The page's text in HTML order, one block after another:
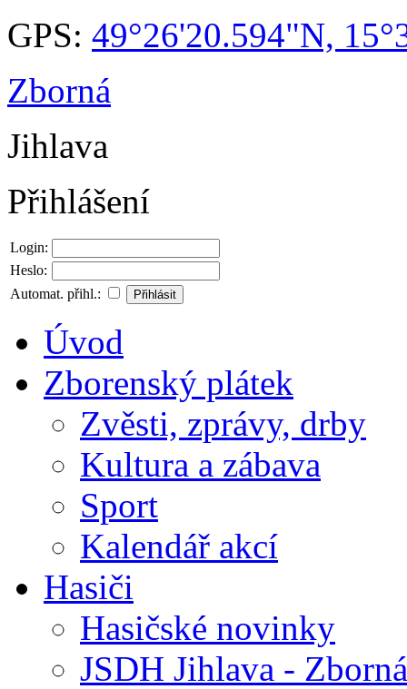
GPS: 49°26'20.594"N,
Zborná
Jihlava
Přihlášení
Login:
Heslo:
Automat. přihl.:
Úvod
Zborenský plátek
Zvěsti, zprávy, drby
Kultura a zábava
Sport
Kalendář akcí
Hasiči
Hasičské novinky
JSDH Jihlava - Zborná